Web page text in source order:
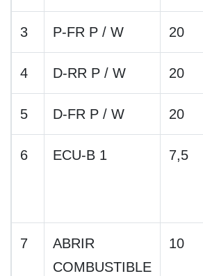
3 P-FR P / W 20
4 D-RR P / W 20
5 D-FR P / W 20
6 ECU-B 1 7,5
7
ABRIR
COMBUSTIBLE
10